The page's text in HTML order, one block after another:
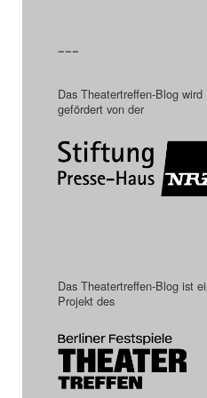
–––
Das Theatertreffen-Blog wird
gefördert von der
Das Theatertreffen-Blog ist
Projekt des